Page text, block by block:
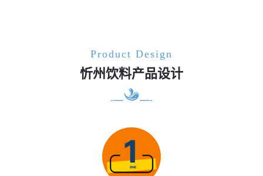
Product Design
忻州饮料产品设计